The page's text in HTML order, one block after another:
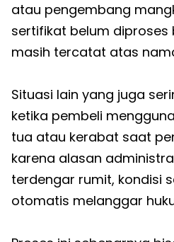
atau pengembang
sertifikat belum diproses
masih tercatat atas
Situasi lain yang juga
ketika pembeli
tua atau kerabat saat
karena alasan
terdengar rumit, kondisi
otomatis melanggar